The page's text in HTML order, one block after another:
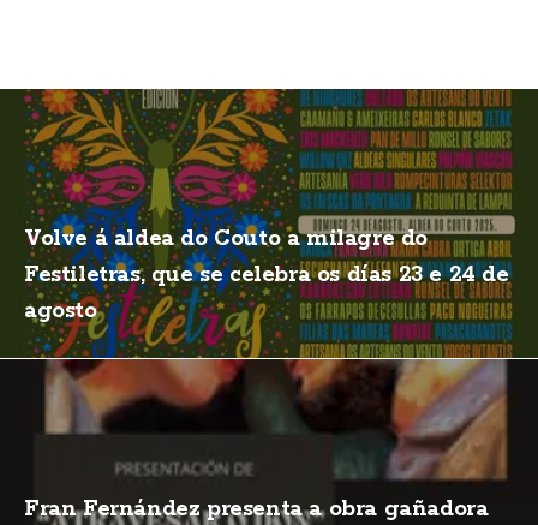
Volve á aldea do Couto a milagre do
Festiletras, que se celebra os días 23 e 24 de
agosto
Fran Fernández presenta a obra gañadora